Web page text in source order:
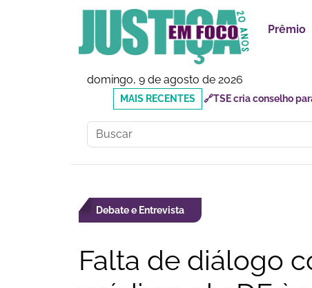
Prêmio
domingo, 9 de agosto de 2026
MAIS
RECENTES
🔗Mauricio do Vôlei
inadequados
Debate e Entrevista
Falta de diálogo